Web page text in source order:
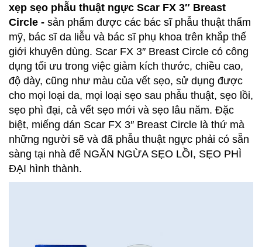
xẹp sẹo phẫu thuật ngực Scar FX 3″ Breast
Circle - sản phẩm được các bác sĩ phẫu thuật thẩm
mỹ, bác sĩ da liễu và bác sĩ phụ khoa trên khắp thế
giới khuyên dùng. Scar FX 3″ Breast Circle có công
dụng tối ưu trong việc giảm kích thước, chiều cao,
độ dày, cũng như màu của vết sẹo, sử dụng được
cho mọi loại da, mọi loại sẹo sau phẫu thuật, sẹo lồi,
sẹo phì đại, cả vết sẹo mới và sẹo lâu năm. Đặc
biệt, miếng dán Scar FX 3″ Breast Circle là thứ mà
những người sẽ và đã phẫu thuật ngực phải có sẵn
sàng tại nhà để NGĂN NGỪA SẸO LỒI, SẸO PHÌ
ĐẠI hình thành.